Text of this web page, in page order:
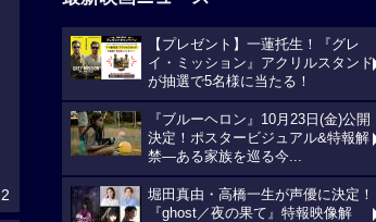
2
【プレゼント】一蓮托生！『グレ
イ・ミッション』アクリルスタンド
が抽選で5名様に当たる！
『ブルーヘロン』10月23日(金)公開
決定！ポスタービジュアル&特報解
禁―ある家族を巡る今...
堀田真由・高橋一生が声優に決定！
『ghost／夜の果て』特報映像解